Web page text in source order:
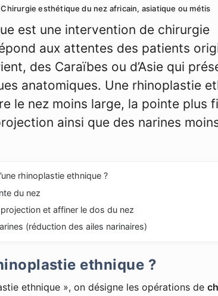
esthétique du nez africain, asiatique ou métis
est une intervention de chirurgie
aux attentes des patients
des Caraïbes ou d’Asie qui
anatomiques. Une rhinoplastie
le nez moins large, la pointe plus
ainsi que des narines
rhinoplastie ethnique ?
du nez
et affiner le dos du nez
(réduction des ailes narinaires)
ethnique ?
ethnique », on désigne les opérations de